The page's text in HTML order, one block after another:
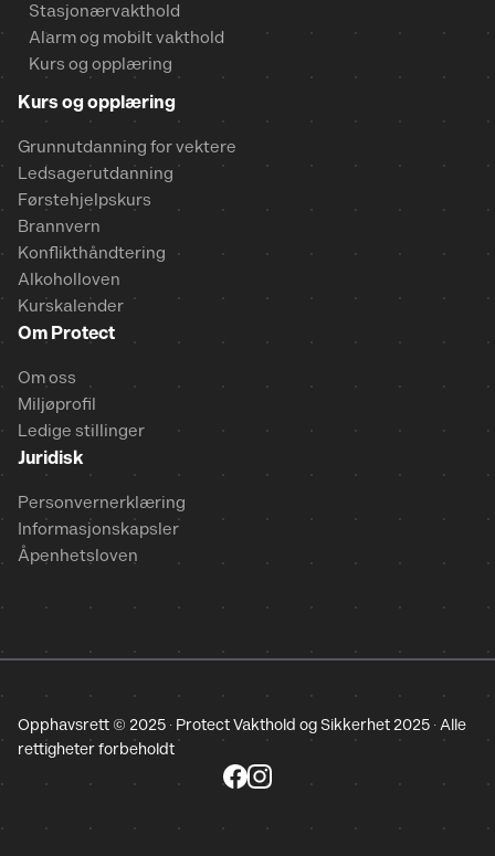
Stasjonærvakthold
Alarm og mobilt vakthold
Kurs og opplæring
Kurs og opplæring
Grunnutdanning for vektere
Ledsagerutdanning
Førstehjelpskurs
Brannvern
Konflikthåndtering
Alkoholloven
Kurskalender
Om Protect
Om oss
Miljøprofil
Ledige stillinger
Juridisk
Personvernerklæring
Informasjonskapsler
Åpenhetsloven
Opphavsrett © 2025 · Protect Vakthold og Sikkerhet 2025 · Alle
rettigheter forbeholdt